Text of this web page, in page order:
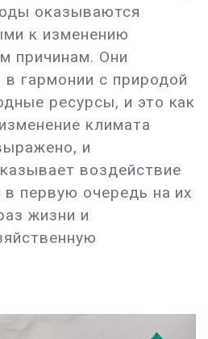
оказываются
к изменению
причинам. Они
гармонии с природой
ресурсы, и это как
климата
и
воздействие
первую очередь на их
жизни и